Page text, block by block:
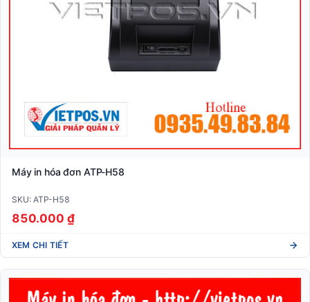
Máy in hóa đơn ATP-H58
SKU: ATP-H58
850.000 ₫
XEM CHI TIẾT